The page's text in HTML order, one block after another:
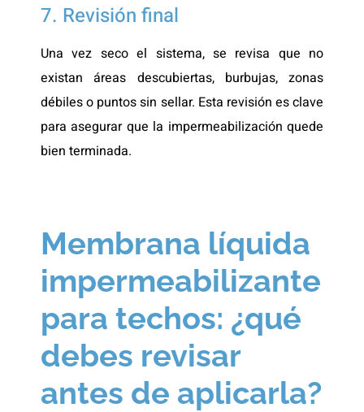
7. Revisión final
Una vez seco el sistema, se revisa que no
existan áreas descubiertas, burbujas, zonas
débiles o puntos sin sellar. Esta revisión es clave
para asegurar que la impermeabilización quede
bien terminada.
Membrana líquida
impermeabilizante
para techos: ¿qué
debes revisar
antes de aplicarla?